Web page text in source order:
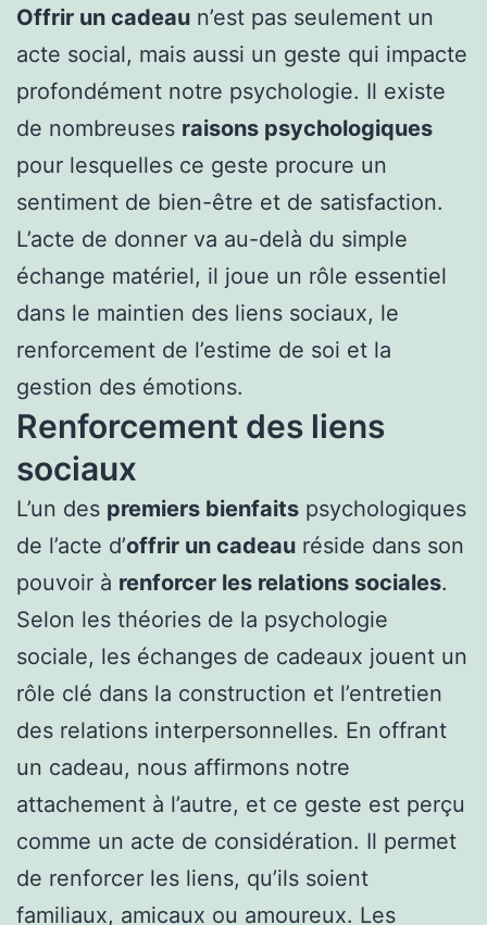
Offrir un cadeau n’est pas seulement un
acte social, mais aussi un geste qui impacte
profondément notre psychologie. Il existe
de nombreuses raisons psychologiques
pour lesquelles ce geste procure un
sentiment de bien-être et de satisfaction.
L’acte de donner va au-delà du simple
échange matériel, il joue un rôle essentiel
dans le maintien des liens sociaux, le
renforcement de l’estime de soi et la
gestion des émotions.
Renforcement des liens
sociaux
L’un des premiers bienfaits psychologiques
de l’acte d’offrir un cadeau réside dans son
pouvoir à renforcer les relations sociales.
Selon les théories de la psychologie
sociale, les échanges de cadeaux jouent un
rôle clé dans la construction et l’entretien
des relations interpersonnelles. En offrant
un cadeau, nous affirmons notre
attachement à l’autre, et ce geste est perçu
comme un acte de considération. Il permet
de renforcer les liens, qu’ils soient
familiaux, amicaux ou amoureux. Les